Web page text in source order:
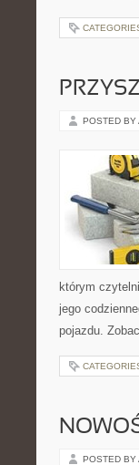
POSTED BY
którym
jego
pojazdu.
POSTED BY